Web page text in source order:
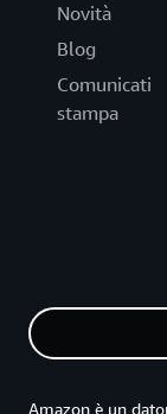
Novità
Blog
Comunicati
stampa
Amazon è un